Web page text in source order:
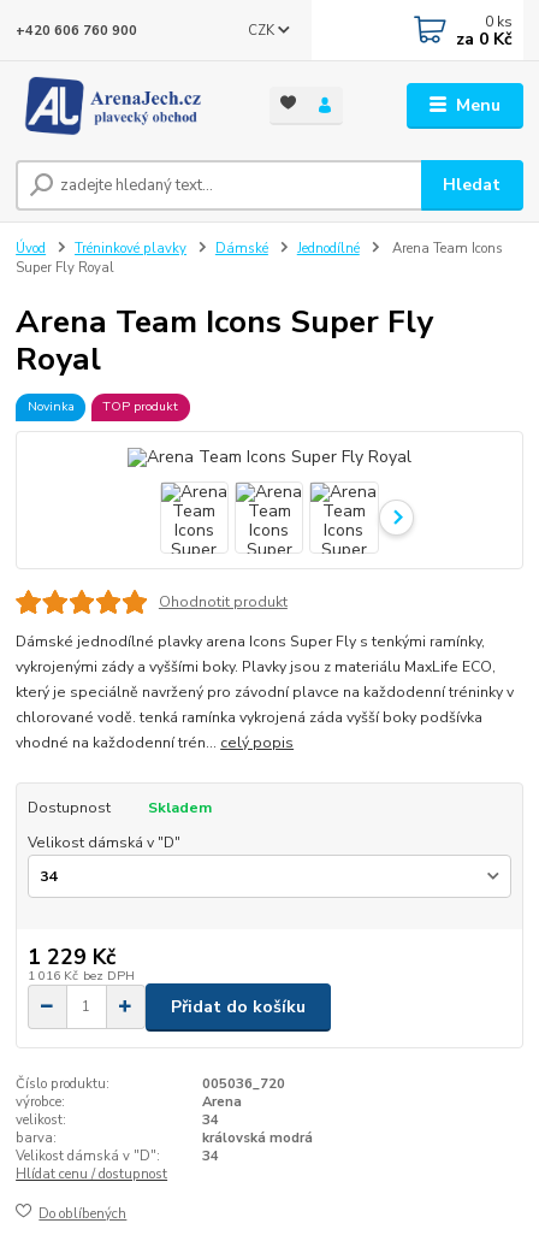
Menu
CZK
Hledat
+420 606 760 900 0 ks
za 0 Kč
Úvod Tréninkové plavky Dámské Jednodílné
Arena Team Icons
Super Fly Royal
Arena Team Icons Super Fly
Royal
Novinka TOP produkt
Ohodnotit produkt
Dámské jednodílné plavky arena Icons Super Fly s tenkými ramínky,
vykrojenými zády a vyššími boky. Plavky jsou z materiálu MaxLife ECO,
který je speciálně navržený pro závodní plavce na každodenní tréninky v
chlorované vodě. tenká ramínka vykrojená záda vyšší boky podšívka
vhodné na každodenní trén... celý popis
Dostupnost
Skladem
Velikost dámská v "D"
1 229 Kč
1 016 Kč bez DPH
Přidat do košíku
Číslo produktu:
005036_720
výrobce:
Arena
velikost:
34
barva:
královská modrá
Velikost dámská v "D":
34
Hlídat cenu / dostupnost
Do oblíbených